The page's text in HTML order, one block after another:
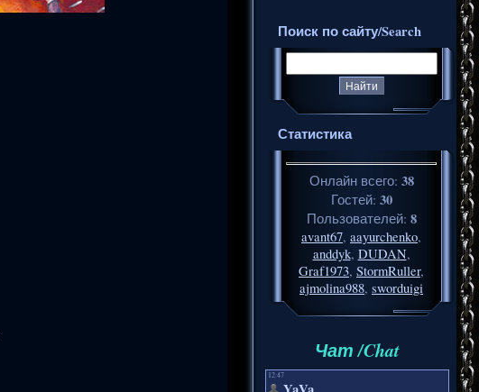
Поиск по сайту/Search
Статистика
Онлайн всего: 38
Гостей: 30
Пользователей: 8
avant67, aayurchenko,
anddyk, DUDAN,
Graf1973, StormRuller,
ajmolina988, sworduigi
Чат /Chat